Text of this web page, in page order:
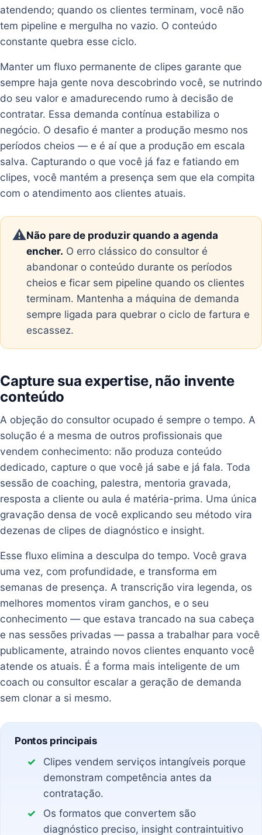
atendendo; quando os clientes terminam, você não
tem pipeline e mergulha no vazio. O conteúdo
constante quebra esse ciclo.
Manter um fluxo permanente de clipes garante que
sempre haja gente nova descobrindo você, se nutrindo
do seu valor e amadurecendo rumo à decisão de
contratar. Essa demanda contínua estabiliza o
negócio. O desafio é manter a produção mesmo nos
períodos cheios — e é aí que a produção em escala
salva. Capturando o que você já faz e fatiando em
clipes, você mantém a presença sem que ela compita
com o atendimento aos clientes atuais.
⚠️Não pare de produzir quando a agenda
encher. O erro clássico do consultor é
abandonar o conteúdo durante os períodos
cheios e ficar sem pipeline quando os clientes
terminam. Mantenha a máquina de demanda
sempre ligada para quebrar o ciclo de fartura e
escassez.
Capture sua expertise, não invente
conteúdo
A objeção do consultor ocupado é sempre o tempo. A
solução é a mesma de outros profissionais que
vendem conhecimento: não produza conteúdo
dedicado, capture o que você já sabe e já fala. Toda
sessão de coaching, palestra, mentoria gravada,
resposta a cliente ou aula é matéria-prima. Uma única
gravação densa de você explicando seu método vira
dezenas de clipes de diagnóstico e insight.
Esse fluxo elimina a desculpa do tempo. Você grava
uma vez, com profundidade, e transforma em
semanas de presença. A transcrição vira legenda, os
melhores momentos viram ganchos, e o seu
conhecimento — que estava trancado na sua cabeça
e nas sessões privadas — passa a trabalhar para você
publicamente, atraindo novos clientes enquanto você
atende os atuais. É a forma mais inteligente de um
coach ou consultor escalar a geração de demanda
sem clonar a si mesmo.
Pontos principais
Clipes vendem serviços intangíveis porque
demonstram competência antes da
contratação.
Os formatos que convertem são
diagnóstico preciso, insight contraintuitivo